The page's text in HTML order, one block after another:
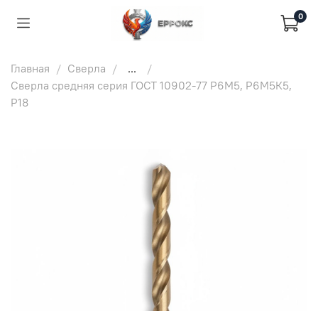
0
Главная Сверла
...
Сверла средняя серия ГОСТ 10902-77 Р6М5, Р6М5К5,
Р18